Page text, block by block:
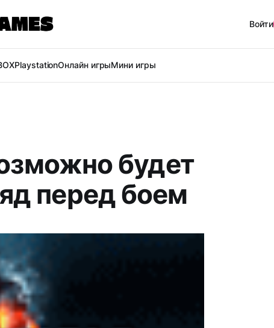
PlaystationОнлайн игрыМини игры
Войти
будет
перед боем